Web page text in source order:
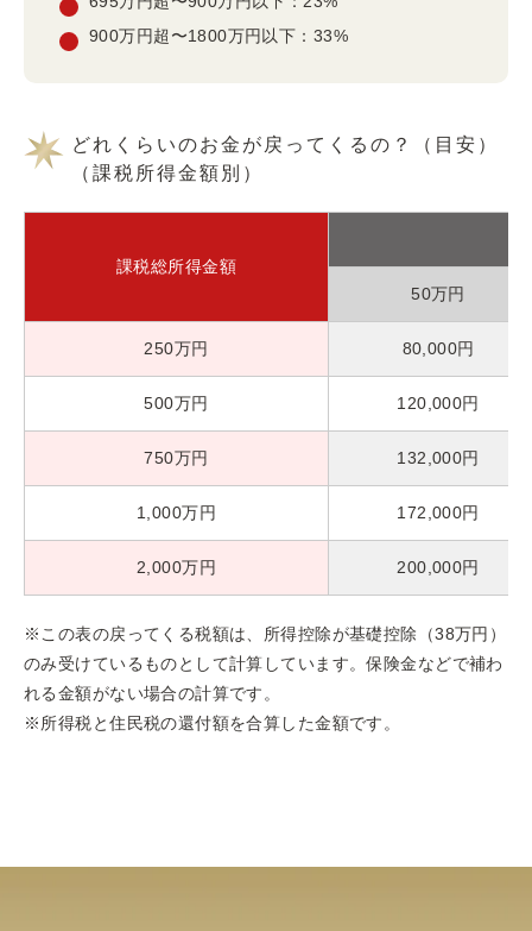
900万円超〜1800万円以下：33%
どれくらいのお金が戻ってくるの？（目安）
（課税所得金額別）
課税総所得金額
50万円
250万円 80,000円
500万円 120,000円
750万円 132,000円
1,000万円 172,000円
2,000万円 200,000円
※この表の戻ってくる税額は、所得控除が基礎控除（38万円）
のみ受けているものとして計算しています。保険金などで補わ
れる金額がない場合の計算です。
※所得税と住民税の還付額を合算した金額です。